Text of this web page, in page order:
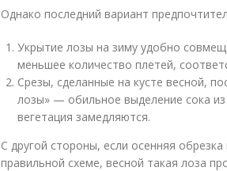
Однако последний вариант
Укрытие лозы на зиму удобно
меньшее количество плетей,
Срезы, сделанные на кусте весной,
лозы» — обильное выделение сока из
вегетация замедляются.
С другой стороны, если осенняя
правильной схеме, весной такая лоза